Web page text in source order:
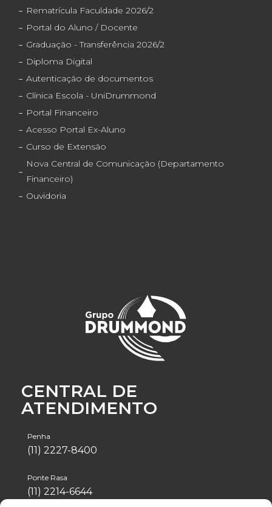
Rematrícula Faculdade 2026/2
Portal do Aluno / Docente
Graduação - Transferência 2026/2
Diploma Digital
Autenticação de documentos
Clínica Escola - UniDrummond
Portal Financeiro
Acesso Portal Ex-Aluno
Curso de Extensão
Nova Central de Comunicação (Departamento
Financeiro)
Ouvidoria
CENTRAL DE
ATENDIMENTO
Penha
(11) 2227-8400
Ponte Rasa
(11) 2214-6644